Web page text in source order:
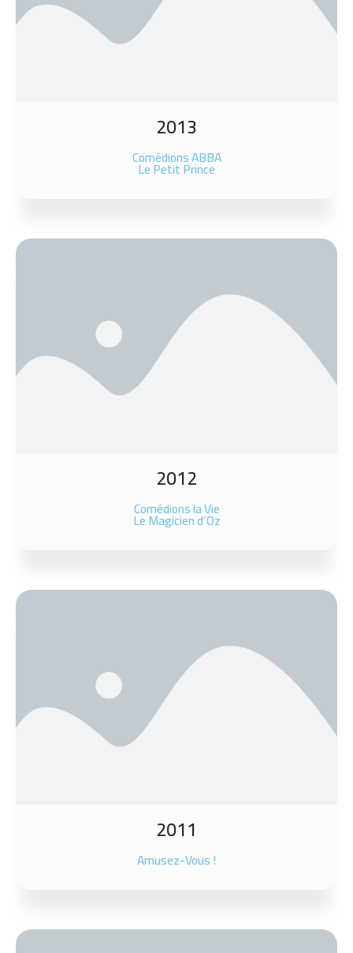
2013
Comédions ABBA
Le Petit Prince
2012
Comédions la Vie
Le Magicien d’Oz
2011
Amusez-Vous !